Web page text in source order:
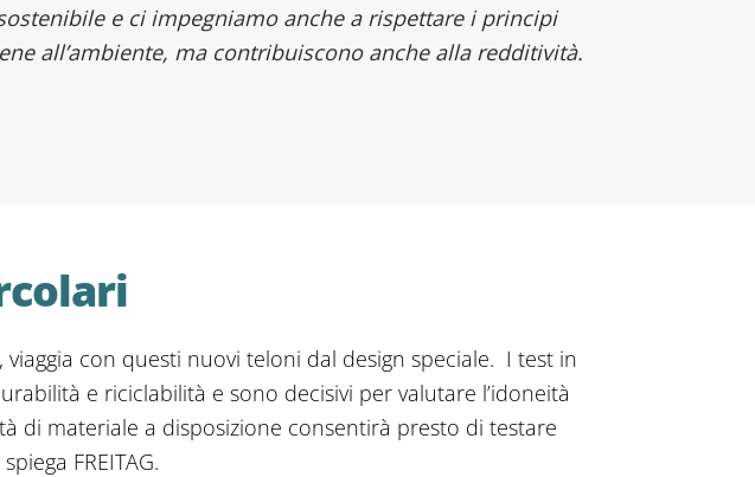
e ci impegniamo anche a rispettare i principi
all’ambiente, ma contribuiscono anche alla redditività.
con questi nuovi teloni dal design speciale. I test in
e riciclabilità e sono decisivi per valutare l’idoneità
di materiale a disposizione consentirà presto di testare
FREITAG.